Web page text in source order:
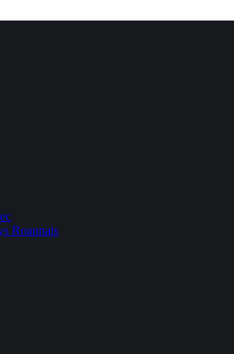
Roannais